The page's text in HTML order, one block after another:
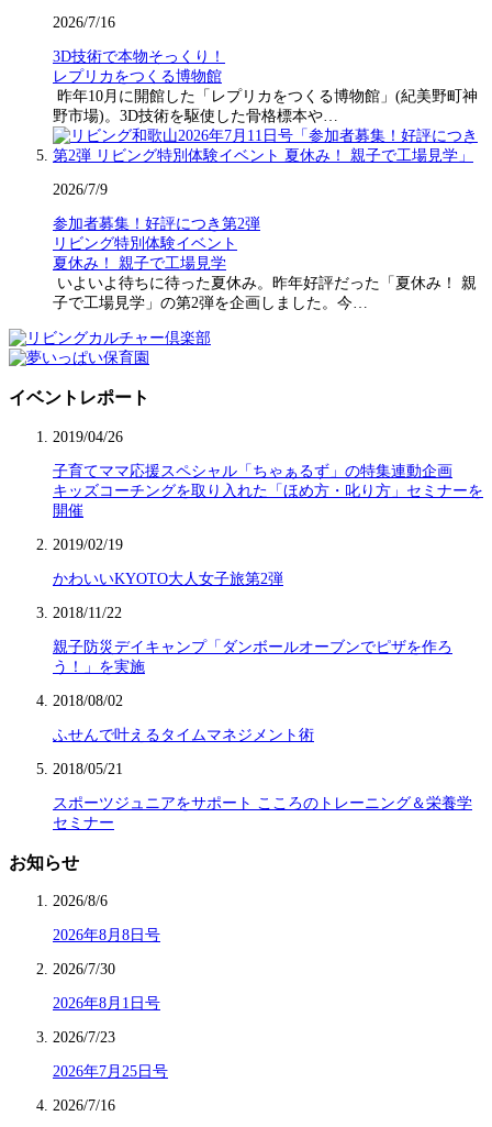
2026/7/16
3D技術で本物そっくり！
レプリカをつくる博物館
昨年10月に開館した「レプリカをつくる博物館」(紀美野町神
野市場)。3D技術を駆使した骨格標本や…
2026/7/9
参加者募集！好評につき第2弾
リビング特別体験イベント
夏休み！ 親子で工場見学
いよいよ待ちに待った夏休み。昨年好評だった「夏休み！ 親
子で工場見学」の第2弾を企画しました。今…
イベントレポート
2019/04/26
子育てママ応援スペシャル「ちゃぁるず」の特集連動企画
キッズコーチングを取り入れた「ほめ方・叱り方」セミナーを
開催
2019/02/19
かわいいKYOTO大人女子旅第2弾
2018/11/22
親子防災デイキャンプ「ダンボールオーブンでピザを作ろ
う！」を実施
2018/08/02
ふせんで叶えるタイムマネジメント術
2018/05/21
スポーツジュニアをサポート こころのトレーニング＆栄養学
セミナー
お知らせ
2026/8/6
2026年8月8日号
2026/7/30
2026年8月1日号
2026/7/23
2026年7月25日号
2026/7/16